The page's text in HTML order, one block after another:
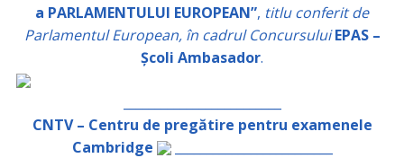
a PARLAMENTULUI EUROPEAN”, titlu conferit de
Parlamentul European, în cadrul Concursului EPAS –
Școli Ambasador.
CNTV – Centru de pregătire pentru examenele
Cambridge
_________________________